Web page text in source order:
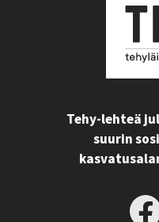
Tehy-lehteä
suurin